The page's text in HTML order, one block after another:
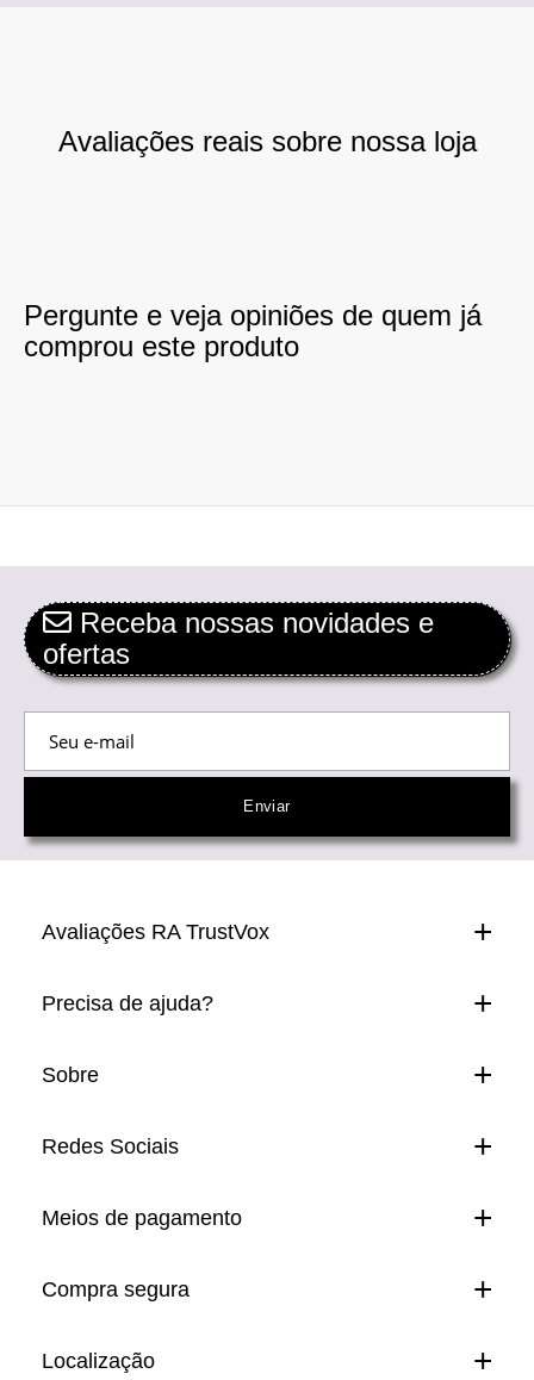
Avaliações reais sobre nossa loja
Pergunte e veja opiniões de quem já
comprou este produto
Receba nossas novidades e
ofertas
Avaliações RA TrustVox
Precisa de ajuda?
Sobre
Redes Sociais
Meios de pagamento
Compra segura
Localização